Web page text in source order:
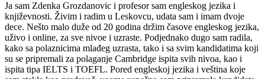
Ja sam Zdenka Grozdanovic i profesor sam engleskog jezika i
književnosti. Živim i radim u Leskovcu, udata sam i imam dvoje
dece. Nešto malo duže od 20 godina držim časove engleskog jezika,
uživo i online, za sve nivoe i uzraste. Podjednako dugo sam radila,
kako sa polaznicima mlađeg uzrasta, tako i sa svim kandidatima koji
su se pripremali za polaganje Cambridge ispita svih nivoa, kao i
ispita tipa IELTS i TOEFL. Pored engleskoj jezika i veština koje